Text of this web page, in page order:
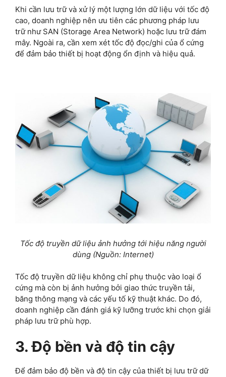
Khi cần lưu trữ và xử lý một lượng lớn dữ liệu với tốc độ
cao, doanh nghiệp nên ưu tiên các phương pháp lưu
trữ như SAN (Storage Area Network) hoặc lưu trữ đám
mây. Ngoài ra, cần xem xét tốc độ đọc/ghi của ổ cứng
để đảm bảo thiết bị hoạt động ổn định và hiệu quả.
Tốc độ truyền dữ liệu ảnh hưởng tới hiệu năng người
dùng (Nguồn: Internet)
Tốc độ truyền dữ liệu không chỉ phụ thuộc vào loại ổ
cứng mà còn bị ảnh hưởng bởi giao thức truyền tải,
băng thông mạng và các yếu tố kỹ thuật khác. Do đó,
doanh nghiệp cần đánh giá kỹ lưỡng trước khi chọn giải
pháp lưu trữ phù hợp.
3. Độ bền và độ tin cậy
Để đảm bảo độ bền và độ tin cậy của thiết bị lưu trữ dữ